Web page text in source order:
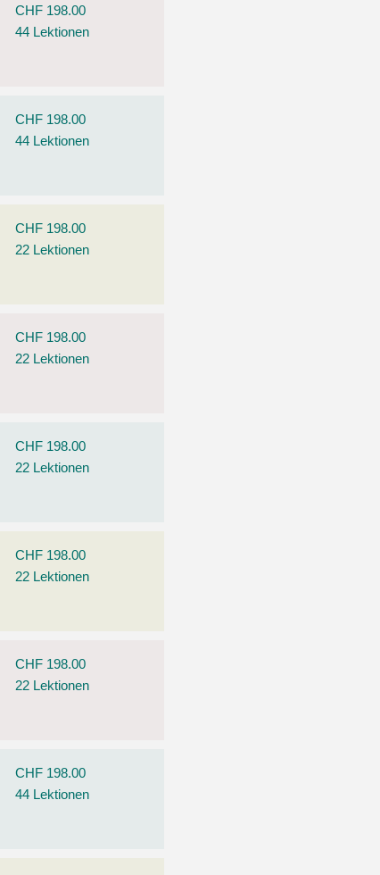
CHF 198.00
44 Lektionen
CHF 198.00
44 Lektionen
CHF 198.00
22 Lektionen
CHF 198.00
22 Lektionen
CHF 198.00
22 Lektionen
CHF 198.00
22 Lektionen
CHF 198.00
22 Lektionen
CHF 198.00
44 Lektionen